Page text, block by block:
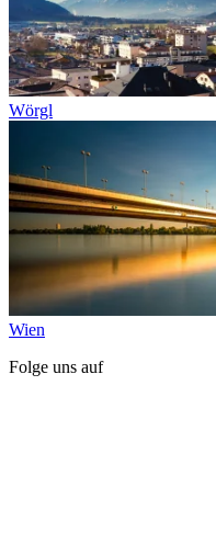
Wörgl
Wien
Folge uns auf